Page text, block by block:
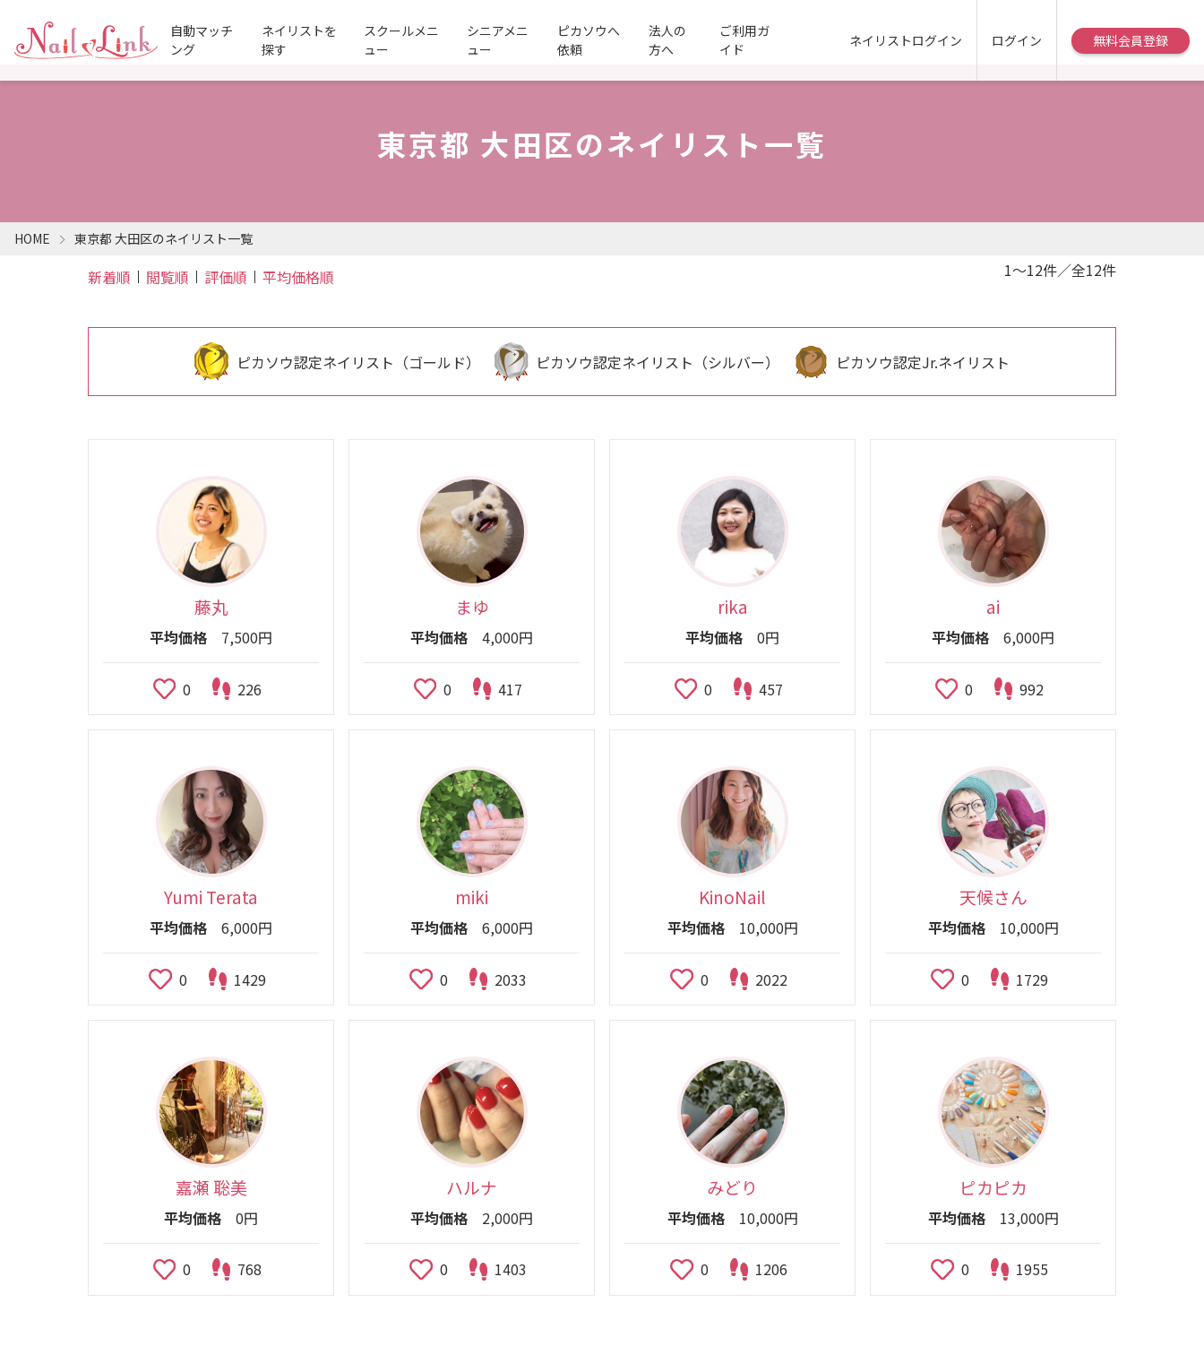
自動マッチ
ング
ネイリストを
探す
スクールメニ
ュー
シニアメニ
ュー
ピカソウへ
依頼
法人の
方へ
ご利用ガ
イド
ネイリストログイン ログイン 無料会員登録
東京都 大田区のネイリスト一覧
HOME 東京都 大田区のネイリスト一覧
新着順 閲覧順 評価順 平均価格順 1～12件／全12件
ピカソウ認定ネイリスト（ゴールド） ピカソウ認定ネイリスト（シルバー） ピカソウ認定Jr.ネイリスト
藤丸
平均価格 7,500円
0 226
まゆ
平均価格 4,000円
0 417
rika
平均価格 0円
0 457
ai
平均価格 6,000円
0 992
Yumi Terata
平均価格 6,000円
0 1429
miki
平均価格 6,000円
0 2033
KinoNail
平均価格 10,000円
0 2022
天候さん
平均価格 10,000円
0 1729
嘉瀬 聡美
平均価格 0円
0 768
ハルナ
平均価格 2,000円
0 1403
みどり
平均価格 10,000円
0 1206
ピカピカ
平均価格 13,000円
0 1955